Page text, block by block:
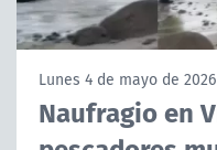
TELESERIES
ACTUALIDAD Y
Lunes 4 de mayo de 2026
Naufragio en